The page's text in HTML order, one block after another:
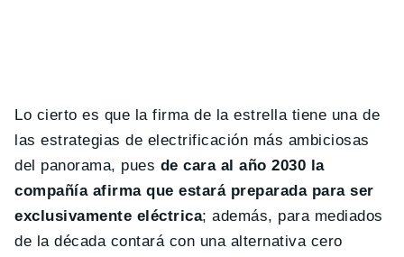
Lo cierto es que la firma de la estrella tiene una de
las estrategias de electrificación más ambiciosas
del panorama, pues de cara al año 2030 la
compañía afirma que estará preparada para ser
exclusivamente eléctrica; además, para mediados
de la década contará con una alternativa cero